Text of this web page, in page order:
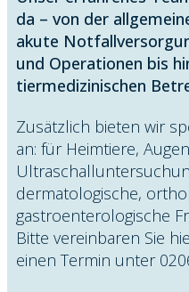
da – von der
akute
und Operationen bis
tiermedizinischen
Zusätzlich bieten wir
an: für Heimtiere,
dermatologische,
gastroenterologische
Bitte vereinbaren Sie
einen Termin unter